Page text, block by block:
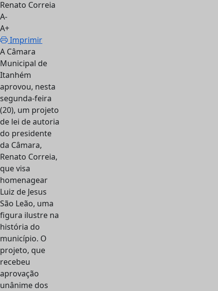
A-
A+
Imprimir
A Câmara
Municipal de
Itanhém
aprovou, nesta
segunda-feira
(20), um projeto
de lei de autoria
do presidente
da Câmara,
Renato Correia,
que visa
homenagear
Luiz de Jesus
São Leão, uma
figura ilustre na
história do
município. O
projeto, que
recebeu
aprovação
unânime dos